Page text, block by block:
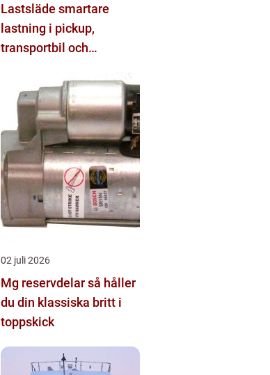
Lastsläde smartare
lastning i pickup,
transportbil och
02 juli 2026
Mg reservdelar så håller
du din klassiska britt i
toppskick